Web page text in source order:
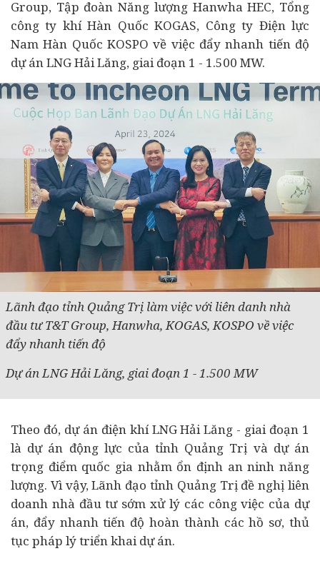
Group, Tập đoàn Năng lượng Hanwha HEC, Tổng
công ty khí Hàn Quốc KOGAS, Công ty Điện lực
Nam Hàn Quốc KOSPO về việc đẩy nhanh tiến độ
dự án LNG Hải Lăng, giai đoạn 1 - 1.500 MW.
Lãnh đạo tỉnh Quảng Trị làm việc với liên danh nhà
đầu tư T&T Group, Hanwha, KOGAS, KOSPO về việc
đẩy nhanh tiến độ
Dự án LNG Hải Lăng, giai đoạn 1 - 1.500 MW
Theo đó, dự án điện khí LNG Hải Lăng - giai đoạn 1
là dự án động lực của tỉnh Quảng Trị và dự án
trọng điểm quốc gia nhằm ổn định an ninh năng
lượng. Vì vậy, Lãnh đạo tỉnh Quảng Trị đề nghị liên
doanh nhà đầu tư sớm xử lý các công việc của dự
án, đẩy nhanh tiến độ hoàn thành các hồ sơ, thủ
tục pháp lý triển khai dự án.